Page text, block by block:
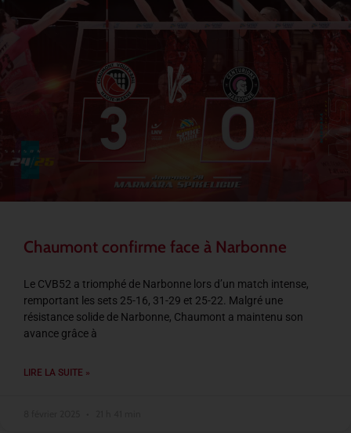
Chaumont confirme face à Narbonne
Le CVB52 a triomphé de Narbonne lors d’un match intense,
remportant les sets 25-16, 31-29 et 25-22. Malgré une
résistance solide de Narbonne, Chaumont a maintenu son
avance grâce à
LIRE LA SUITE »